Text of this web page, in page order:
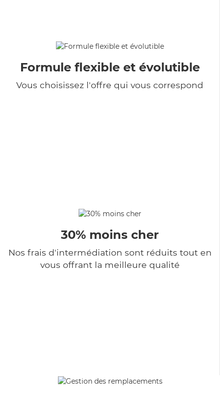
Formule flexible et évolutible
Vous choisissez l'offre qui vous correspond
30% moins cher
Nos frais d'intermédiation sont réduits tout en
vous offrant la meilleure qualité